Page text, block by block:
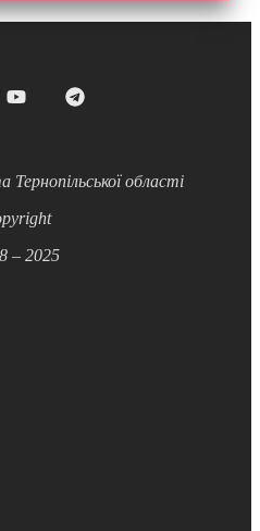
області
– 2025